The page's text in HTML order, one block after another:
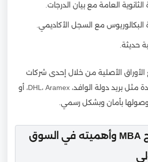
العامة مع بيان الدرجات.
مع السجل الأكاديمي.
حديثة.
الأوراق الأصلية من خلال إحدى شركات
الشحن المعتمدة مثل بريد دولة الوافد، DHL، Aramex، أو
أهداف برنامج MBA وأهميته في السوق